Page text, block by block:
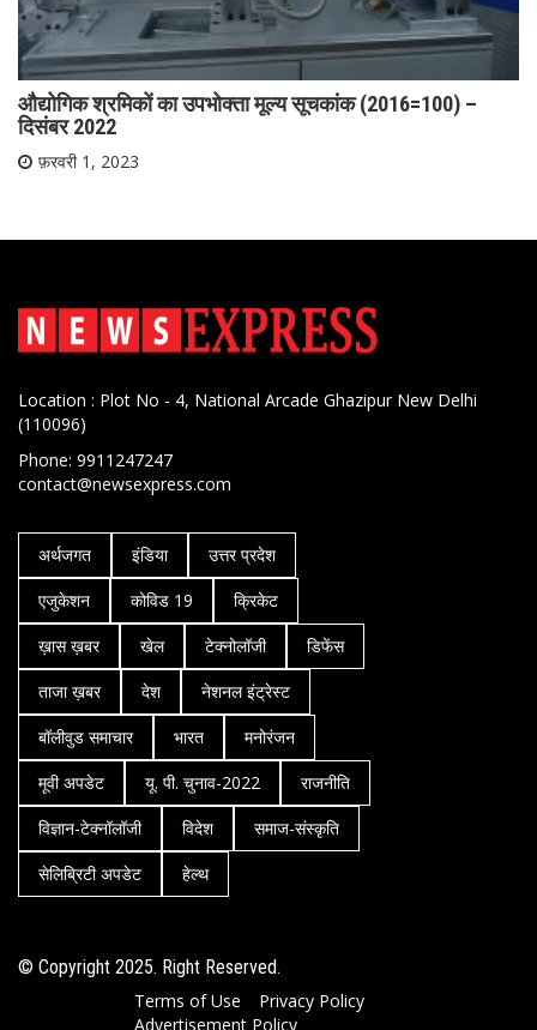
औद्योगिक श्रमिकों का उपभोक्ता मूल्य सूचकांक (2016=100) –
दिसंबर 2022
फ़रवरी 1, 2023
Location : Plot No - 4, National Arcade Ghazipur New Delhi
(110096)
Phone: 9911247247
contact@newsexpress.com
अर्थजगत इंडिया
उत्तर प्रदेश
एजुकेशन
कोविड 19
क्रिकेट
ख़ास ख़बर
खेल टेक्नोलॉजी
डिफेंस
ताजा ख़बर
देश
नेशनल इंट्रेस्ट
बॉलीवुड समाचार
भारत
मनोरंजन
मूवी अपडेट
यू. पी. चुनाव-2022
राजनीति
विज्ञान-टेक्नॉलॉजी
विदेश
समाज-संस्कृति
सेलिब्रिटी अपडेट
हेल्थ
© Copyright 2025. Right Reserved.
Terms of Use
Privacy Policy
Advertisement Policy